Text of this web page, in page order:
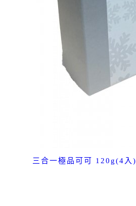
三合一極品可可 120g(4入)